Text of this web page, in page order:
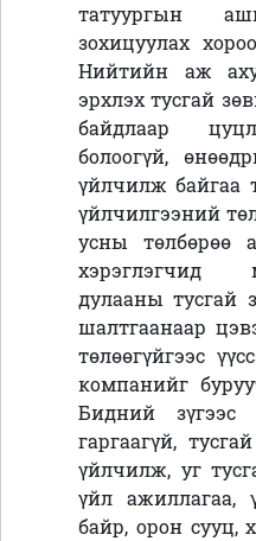
татуургын
зохицуулах
Нийтийн аж
эрхлэх тусгай
байдлаар
болоогүй,
үйлчилж байгаа
үйлчилгээний
усны төлбөрөө
хэрэглэгчид
дулааны тусгай
шалтгаанаар
төлөөгүйгээс
компанийг
Бидний
гаргаагүй,
үйлчилж, уг
үйл ажиллагаа,
байр, орон сууц,